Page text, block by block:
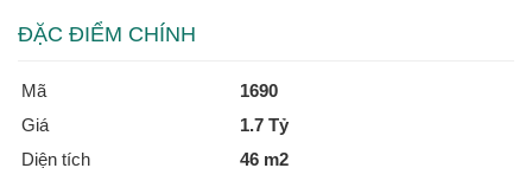
ĐẶC ĐIỂM CHÍNH
Mã
1690
Giá
1.7 Tỷ
Diện tích
46 m2